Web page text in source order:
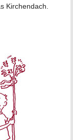
Kirchendach.